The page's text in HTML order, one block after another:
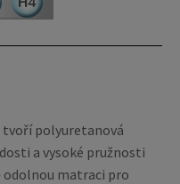
polyuretanová
a vysoké pružnosti
odolnou matraci pro